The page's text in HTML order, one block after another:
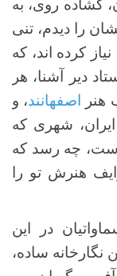
گشاده روی، به
را دیدم، تنی
کرده اند، که
دیر آشنا، هر
هنر
اصفهانند، و
شهری که
است، چه رسد که
هنرش تو را
در این
نگارخانه ساده،